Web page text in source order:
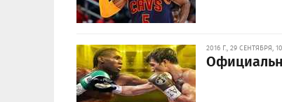
2016 Г., 29 СЕНТЯБРЯ,